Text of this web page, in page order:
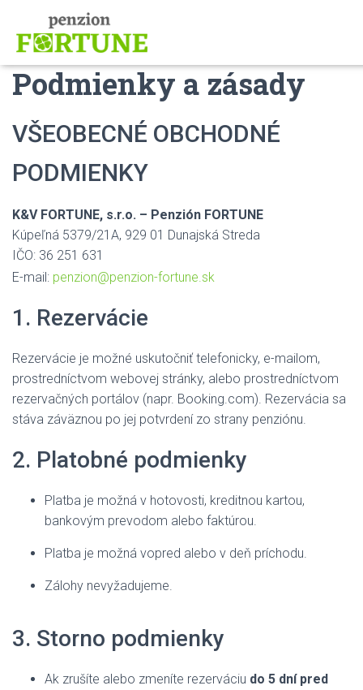
Podmienky a zásady
VŠEOBECNÉ OBCHODNÉ
PODMIENKY
K&V FORTUNE, s.r.o. – Penzión FORTUNE
Kúpeľná 5379/21A, 929 01 Dunajská Streda
IČO: 36 251 631
E-mail: penzion@penzion-fortune.sk
1. Rezervácie
Rezervácie je možné uskutočniť telefonicky, e-mailom,
prostredníctvom webovej stránky, alebo prostredníctvom
rezervačných portálov (napr. Booking.com). Rezervácia sa
stáva záväznou po jej potvrdení zo strany penziónu.
2. Platobné podmienky
Platba je možná v hotovosti, kreditnou kartou,
bankovým prevodom alebo faktúrou.
Platba je možná vopred alebo v deň príchodu.
Zálohy nevyžadujeme.
3. Storno podmienky
Ak zrušíte alebo zmeníte rezerváciu do 5 dní pred